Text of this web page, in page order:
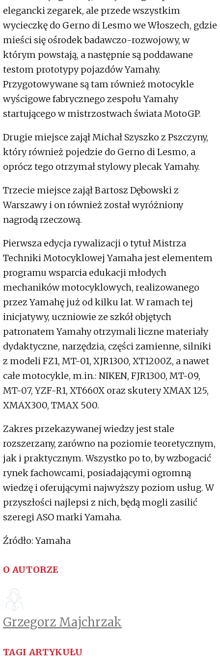
elegancki zegarek, ale przede wszystkim
wycieczkę do Gerno di Lesmo we Włoszech, gdzie
mieści się ośrodek badawczo-rozwojowy, w
którym powstają, a następnie są poddawane
testom prototypy pojazdów Yamahy.
Przygotowywane są tam również motocykle
wyścigowe fabrycznego zespołu Yamahy
startującego w mistrzostwach świata MotoGP.
Drugie miejsce zajął Michał Szyszko z Pszczyny,
który również pojedzie do Gerno di Lesmo, a
oprócz tego otrzymał stylowy plecak Yamahy.
Trzecie miejsce zajął Bartosz Dębowski z
Warszawy i on również został wyróżniony
nagrodą rzeczową.
Pierwsza edycja rywalizacji o tytuł Mistrza
Techniki Motocyklowej Yamaha jest elementem
programu wsparcia edukacji młodych
mechaników motocyklowych, realizowanego
przez Yamahę już od kilku lat. W ramach tej
inicjatywy, uczniowie ze szkół objętych
patronatem Yamahy otrzymali liczne materiały
dydaktyczne, narzędzia, części zamienne, silniki
z modeli FZ1, MT-01, XJR1300, XT1200Z, a nawet
całe motocykle, m.in.: NIKEN, FJR1300, MT-09,
MT-07, YZF-R1, XT660X oraz skutery XMAX 125,
XMAX300, TMAX 500.
Zakres przekazywanej wiedzy jest stale
rozszerzany, zarówno na poziomie teoretycznym,
jak i praktycznym. Wszystko po to, by wzbogacić
rynek fachowcami, posiadającymi ogromną
wiedzę i oferującymi najwyższy poziom usług. W
przyszłości najlepsi z nich, będą mogli zasilić
szeregi ASO marki Yamaha.
Źródło: Yamaha
O AUTORZE
Grzegorz Majchrzak
TAGI ARTYKUŁU